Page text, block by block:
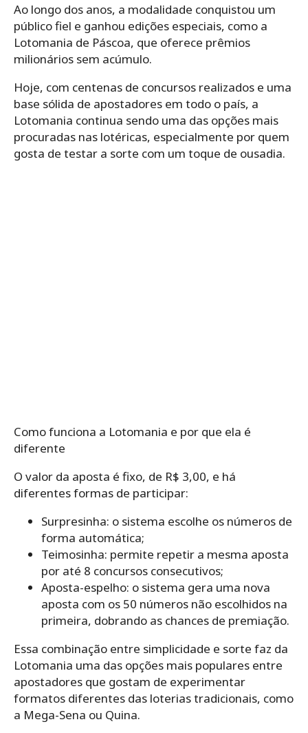
Ao longo dos anos, a modalidade conquistou um
público fiel e ganhou edições especiais, como a
Lotomania de Páscoa, que oferece prêmios
milionários sem acúmulo.
Hoje, com centenas de concursos realizados e uma
base sólida de apostadores em todo o país, a
Lotomania continua sendo uma das opções mais
procuradas nas lotéricas, especialmente por quem
gosta de testar a sorte com um toque de ousadia.
Como funciona a Lotomania e por que ela é
diferente
O valor da aposta é fixo, de R$ 3,00, e há
diferentes formas de participar:
Surpresinha: o sistema escolhe os números de
forma automática;
Teimosinha: permite repetir a mesma aposta
por até 8 concursos consecutivos;
Aposta-espelho: o sistema gera uma nova
aposta com os 50 números não escolhidos na
primeira, dobrando as chances de premiação.
Essa combinação entre simplicidade e sorte faz da
Lotomania uma das opções mais populares entre
apostadores que gostam de experimentar
formatos diferentes das loterias tradicionais, como
a Mega-Sena ou Quina.